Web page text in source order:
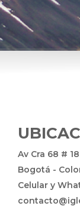
Av Cra 68 #
Bogotá -
Celular y